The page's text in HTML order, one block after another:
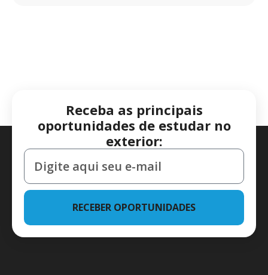
Receba as principais
oportunidades de estudar no
exterior:
RECEBER OPORTUNIDADES